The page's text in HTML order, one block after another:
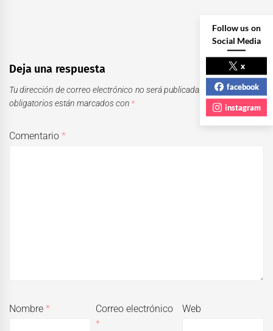
Deja una respuesta
Tu dirección de correo electrónico no será publicada.
Los campos
obligatorios están marcados con *
Comentario*
Nombre*
Correo electrónico
*
Web
Follow us on
Social Media
x
facebook
instagram